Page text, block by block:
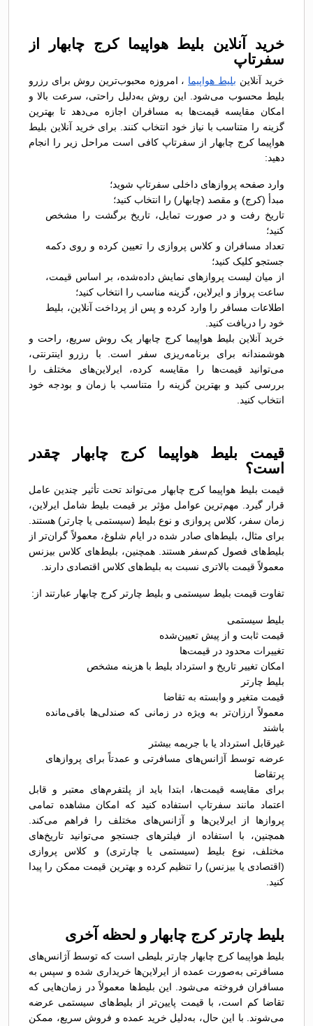
خرید آنلاین بلیط هواپیما کرج چابهار از
سفرتاپ
خرید آنلاین بلیط هواپیما ، امروزه محبوب‌ترین روش برای رزرو
بلیط محسوب می‌شود. این روش به‌دلیل راحتی، سرعت بالا و
امکان مقایسه قیمت‌ها به مسافران اجازه می‌دهد تا بهترین
گزینه را متناسب با نیاز خود انتخاب کنند. برای خرید آنلاین بلیط
هواپیما کرج چابهار از سفرتاپ کافی است مراحل زیر را انجام
دهید:
وارد صفحه پروازهای داخلی سفرتاپ شوید؛
مبدأ (کرج) و مقصد (چابهار) را انتخاب کنید؛
تاریخ رفت و در صورت تمایل، تاریخ برگشت را مشخص
کنید؛
تعداد مسافران و کلاس پروازی را تعیین کرده و روی دکمه
جستجو کلیک کنید؛
از میان لیست پروازهای نمایش داده‌شده، بر اساس قیمت،
ساعت پرواز و ایرلاین، گزینه مناسب را انتخاب کنید؛
اطلاعات مسافر را وارد کرده و پس از پرداخت آنلاین، بلیط
خود را دریافت کنید.
خرید آنلاین بلیط هواپیما کرج چابهار یک روش سریع، راحت و
هوشمندانه برای برنامه‌ریزی سفر است. با رزرو اینترنتی،
می‌توانید قیمت‌ها را مقایسه کرده، ایرلاین‌های مختلف را
بررسی کنید و بهترین گزینه را متناسب با زمان و بودجه خود
انتخاب کنید.
قیمت بلیط هواپیما کرج چابهار چقدر
است؟
قیمت بلیط هواپیما کرج چابهار می‌تواند تحت تأثیر چندین عامل
قرار گیرد. مهم‌ترین عوامل مؤثر بر قیمت بلیط شامل ایرلاین،
زمان سفر، کلاس پروازی و نوع بلیط (سیستمی یا چارتر) هستند.
برای مثال، بلیط‌های صادر شده در ایام شلوغ، معمولاً گران‌تر از
بلیط‌های فصول کم‌سفر هستند. همچنین، بلیط‌های کلاس بیزنس
معمولاً قیمت بالاتری نسبت به بلیط‌های کلاس اقتصادی دارند.
تفاوت قیمت بلیط سیستمی و بلیط چارتر کرج چابهار عبارتند از:
بلیط سیستمی
قیمت ثابت و از پیش تعیین‌شده
تغییرات محدود در قیمت‌ها
امکان تغییر تاریخ و استرداد بلیط با هزینه مشخص
بلیط چارتر
قیمت متغیر و وابسته به تقاضا
معمولاً ارزان‌تر به ویژه در زمانی که صندلی‌ها باقی‌مانده
باشند
غیرقابل استرداد یا با جریمه بیشتر
عرضه توسط آژانس‌های مسافرتی و عمدتاً برای پروازهای
پرتقاضا
برای مقایسه قیمت‌ها، ابتدا باید از پلتفرم‌های معتبر و قابل
اعتماد مانند سفرتاپ استفاده کنید که امکان مشاهده تمامی
پروازها از ایرلاین‌ها و آژانس‌های مختلف را فراهم می‌کند.
همچنین، با استفاده از فیلترهای جستجو می‌توانید تاریخ‌های
مختلف، نوع بلیط (سیستمی یا چارتری) و کلاس پروازی
(اقتصادی یا بیزنس) را تنظیم کرده و بهترین قیمت ممکن را پیدا
کنید.
بلیط چارتر کرج چابهار و لحظه آخری
بلیط هواپیما کرج چابهار چارتر بلیطی است که توسط آژانس‌های
مسافرتی به‌صورت عمده از ایرلاین‌ها خریداری شده و سپس به
مسافران فروخته می‌شود. این بلیط‌ها معمولاً در زمان‌هایی که
تقاضا کم است، با قیمت پایین‌تر از بلیط‌های سیستمی عرضه
می‌شوند. با این حال، به‌دلیل خرید عمده و فروش سریع، ممکن